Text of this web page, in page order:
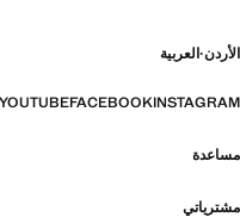
الأردن·العربية
INSTAGRAM
FACEBOOK
YOUTUBE
مساعدة
مشترياتي